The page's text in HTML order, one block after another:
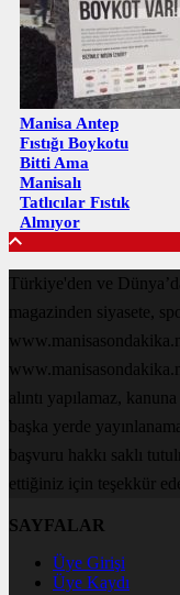
Manisa Antep
Fıstığı Boykotu
Bitti Ama
Manisalı
Tatlıcılar Fıstık
Almıyor
Türkiye'den ve
magazinden siyasete,
alıntı yapılamaz,
başka yerde
başvuru hakkı saklı
ettiğiniz için teşekkür
SAYFALAR
Üye Girişi
Üye Kaydı